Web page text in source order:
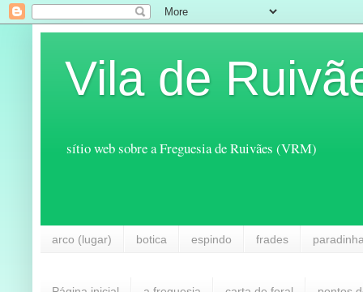
Vila de
sítio web sobre a Freguesia de Ruivães (VRM)
arco (lugar) botica espindo frades